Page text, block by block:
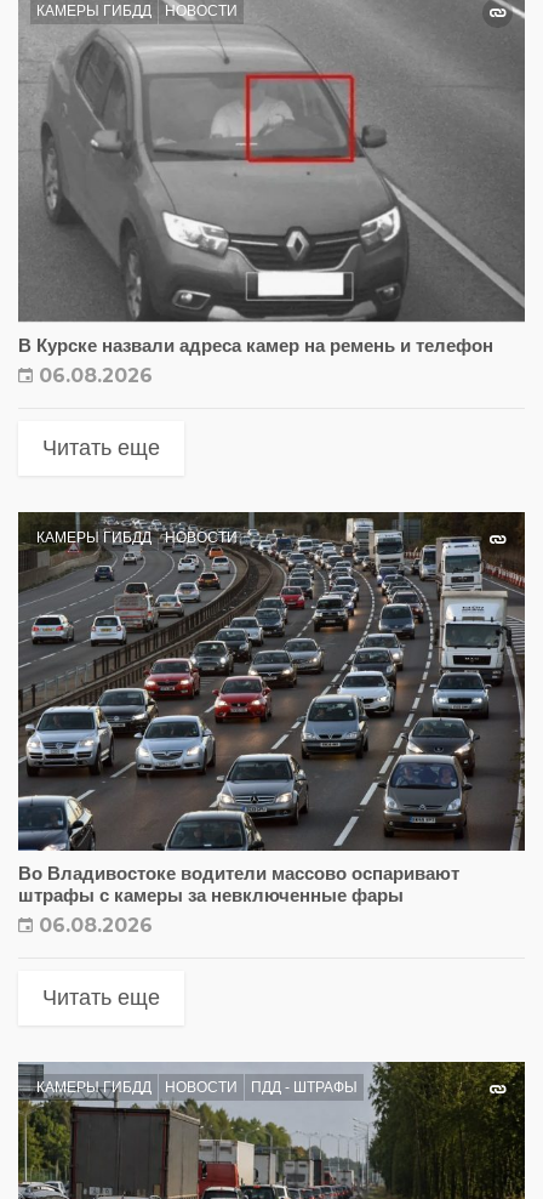
КАМЕРЫ ГИБДД НОВОСТИ
В Курске назвали адреса камер на ремень и телефон
06.08.2026
Читать еще
КАМЕРЫ ГИБДД НОВОСТИ
Во Владивостоке водители массово оспаривают
штрафы с камеры за невключенные фары
06.08.2026
Читать еще
КАМЕРЫ ГИБДД НОВОСТИ ПДД - ШТРАФЫ